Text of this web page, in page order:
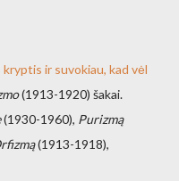
ir suvokiau, kad vėl
(1913-1920) šakai.
(1930-1960), Purizmą
(1913-1918),